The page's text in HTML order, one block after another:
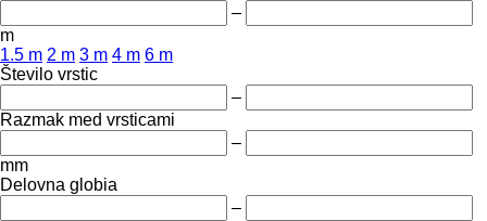
–
m
1.5 m 2 m 3 m 4 m 6 m
Število vrstic
–
Razmak med vrsticami
–
mm
Delovna globia
–